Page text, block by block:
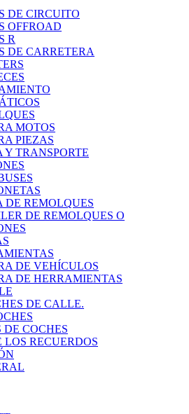
DE CIRCUITO
OFFROAD
R
DE CARRETERA
MOTOS
PIEZAS
Y TRANSPORTE
DE REMOLQUES
DE REMOLQUES O
DE VEHÍCULOS
DE HERRAMIENTAS
DE CALLE.
DE COCHES
RECUERDOS